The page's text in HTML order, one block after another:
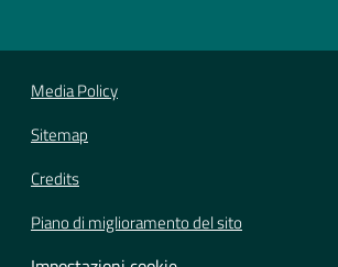
Media Policy
Sitemap
Credits
Piano di miglioramento del sito